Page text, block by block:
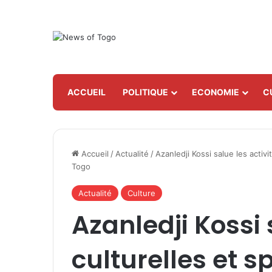
ACCUEIL POLITIQUE ECONOMIE
Accueil / Actualité / Azanledji Kossi salue les
Togo
Actualité Culture
Azanledji
culturelles et